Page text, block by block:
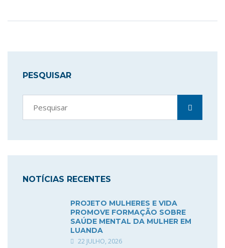
PESQUISAR
NOTÍCIAS RECENTES
PROJETO MULHERES E VIDA
PROMOVE FORMAÇÃO SOBRE
SAÚDE MENTAL DA MULHER EM
LUANDA
22 JULHO, 2026